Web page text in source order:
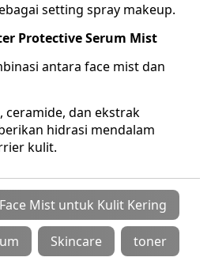
setting spray makeup.
Protective Serum Mist
antara face mist dan
ceramide, dan ekstrak
hidrasi mendalam
kulit.
Face Mist untuk Kulit Kering
Skincare toner